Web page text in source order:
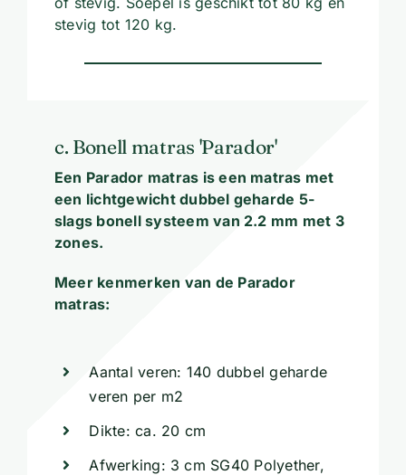
stevig tot 120 kg.
c. Bonell matras 'Parador'
Een Parador matras is een matras met
een lichtgewicht dubbel geharde 5-
slags bonell systeem van 2.2 mm met 3
zones.
Meer kenmerken van de Parador
matras:
Aantal veren: 140 dubbel geharde
veren per m2
Dikte: ca. 20 cm
Afwerking: 3 cm SG40 Polyether,